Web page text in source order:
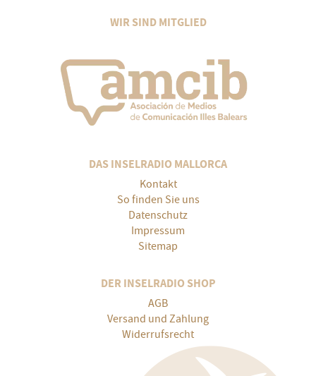
WIR SIND MITGLIED
DAS INSELRADIO MALLORCA
Kontakt
So finden Sie uns
Datenschutz
Impressum
Sitemap
DER INSELRADIO SHOP
AGB
Versand und Zahlung
Widerrufsrecht